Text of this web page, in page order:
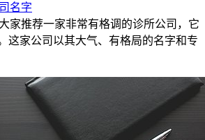
名字
家推荐一家非常有格调的诊所公司，它
这家公司以其大气、有格局的名字和专